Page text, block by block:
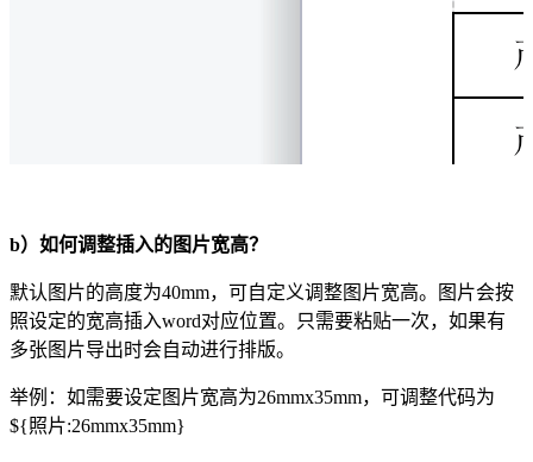
b）如何调整插入的图片宽高？
默认图片的高度为40mm，可自定义调整图片宽高。图片会按
照设定的宽高插入word对应位置。只需要粘贴一次，如果有
多张图片导出时会自动进行排版。
举例：如需要设定图片宽高为26mmx35mm，可调整代码为
${照片:26mmx35mm}